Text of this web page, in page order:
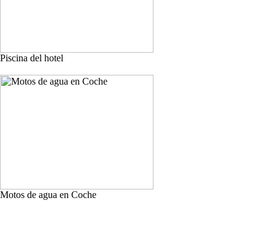
Piscina del hotel
Motos de agua en Coche